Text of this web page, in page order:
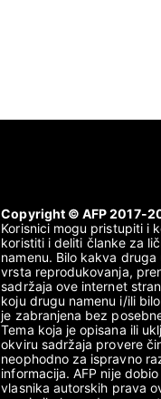
Copyright © AFP 2017-
Korisnici mogu pristupiti i
koristiti i deliti članke za
namenu. Bilo kakva
vrsta reprodukovanja,
sadržaja ove internet
koju drugu namenu i/ili
je zabranjena bez
Tema koja je opisana ili
okviru sadržaja provere
neophodno za ispravno
informacija. AFP nije
vlasnika autorskih prava